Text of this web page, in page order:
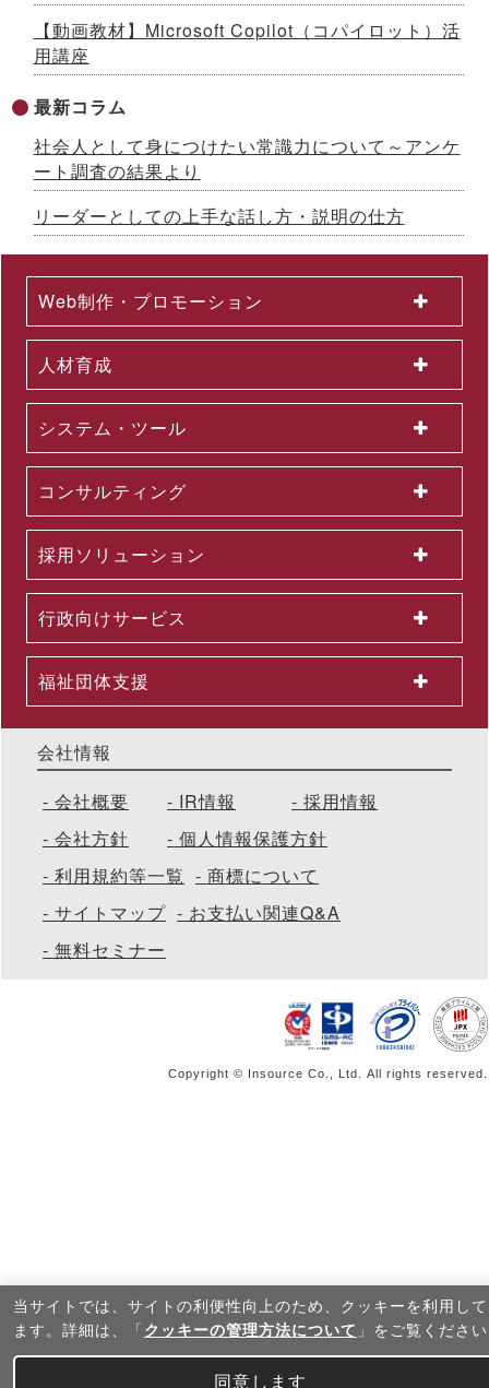
座開始
2026.07.10
「インソースグループ統合報告書2025」発行のお知らせ ～AI
時代の成長戦略を様々な観点で解説
成果が出るまで伴走する、Forward Deployed型コンサルタン
ト養成研修を開発 ～26年７月から公開講座で提供
2026.07.03
国土交通省採択の二地域居住事業に参画、新たな人流創出へ～
「白川町二地域居住促進コンソーシアム」協定締結のお知らせ
2026.07.01
2026年６月度KPI（業績指標）進捗状況
2026.06.12
待値の理解」を軸に、７月から新たに３研修を公開講座で開催
2026.06.08
催 ～問題意識調査結果から、日本企業における課題を読み解く
2026.06.03
＜第３弾＞「AI活用を１億人に」交通広告を６月より大幅拡大
～東名阪エリアの主要路線にて、教育による業務へのAI活用支
援を力強く訴求
2026.06.01
組織変更及び人事異動に関するお知らせ
2026.06.01
2026年５月度KPI（業績指標）進捗状況
公開講座セットプラン「上司部下ペアプラン」を26年５月より
提供開始 ～同一テーマの同時受講で、実践につながる共通言語
【動画教材】Microsoft Copilot（コパイロット）活
用講座
最新コラム
社会人として身につけたい常識力について～アンケ
ート調査の結果より
リーダーとしての上手な話し方・説明の仕方
Web制作・プロモーション
人材育成
システム・ツール
コンサルティング
採用ソリューション
行政向けサービス
福祉団体支援
会社情報
会社概要
IR情報
採用情報
会社方針
個人情報保護方針
利用規約等一覧
商標について
サイトマップ
お支払い関連Q&A
無料セミナー
Copyright © Insource Co., Ltd. All rights reserved.
当サイトでは、サイトの利便性向上のため、クッキーを利⽤し
ます。詳細は、「 クッキーの管理方法について 」をご覧くださ
同意します